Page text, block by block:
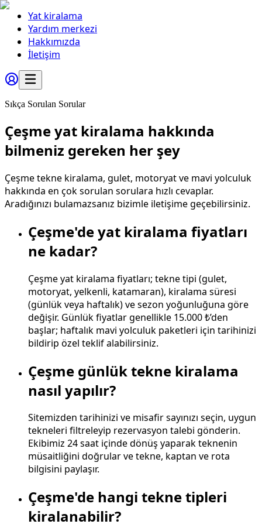
Yat kiralama
Yardım merkezi
Hakkımızda
İletişim
Sıkça Sorulan Sorular
Çeşme yat kiralama hakkında
bilmeniz gereken her şey
Çeşme tekne kiralama, gulet, motoryat ve mavi yolculuk
hakkında en çok sorulan sorulara hızlı cevaplar.
Aradığınızı bulamazsanız bizimle iletişime geçebilirsiniz.
Çeşme'de yat kiralama fiyatları
ne kadar?
Çeşme yat kiralama fiyatları; tekne tipi (gulet,
motoryat, yelkenli, katamaran), kiralama süresi
(günlük veya haftalık) ve sezon yoğunluğuna göre
değişir. Günlük fiyatlar genellikle 15.000 ₺’den
başlar; haftalık mavi yolculuk paketleri için tarihinizi
bildirip özel teklif alabilirsiniz.
Çeşme günlük tekne kiralama
nasıl yapılır?
Sitemizden tarihinizi ve misafir sayınızı seçin, uygun
tekneleri filtreleyip rezervasyon talebi gönderin.
Ekibimiz 24 saat içinde dönüş yaparak teknenin
müsaitliğini doğrular ve tekne, kaptan ve rota
bilgisini paylaşır.
Çeşme'de hangi tekne tipleri
kiralanabilir?